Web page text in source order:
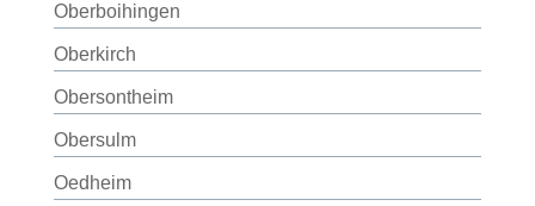
Oberboihingen
Oberkirch
Obersontheim
Obersulm
Oedheim